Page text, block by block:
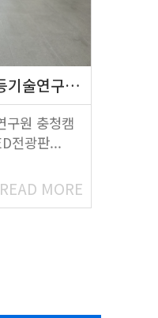
구원 충청캠퍼스 로비 LED…
구원 충청캠
전광판...
READ MORE